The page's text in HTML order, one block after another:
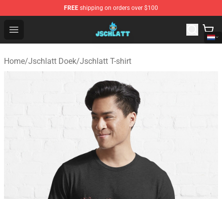
FREE shipping on orders over $100
Open menu
Jschlatt Store - Official Jschlatt Merchandise Shop
Home/Jschlatt Doek/Jschlatt T-shirt